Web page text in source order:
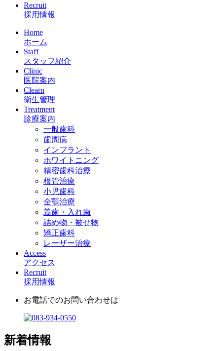
Recruit
採用情報
Home
ホーム
Staff
スタッフ紹介
Clinic
医院案内
Clearn
衛生管理
Treatment
診療案内
一般歯科
歯周病
インプラント
ホワイトニング
精密歯科治療
根管治療
小児歯科
全顎治療
義歯・入れ歯
詰め物・被せ物
矯正歯科
レーザー治療
Access
アクセス
Recruit
採用情報
お電話でのお問い合わせは
新着情報